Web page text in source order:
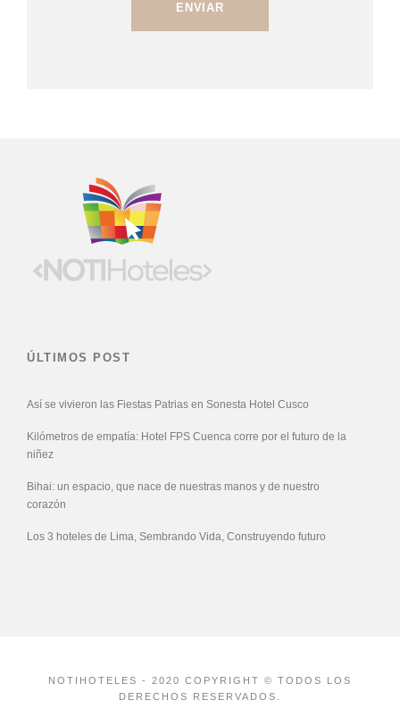
ÚLTIMOS POST
Así se vivieron las Fiestas Patrias en Sonesta Hotel Cusco
Kilómetros de empatía: Hotel FPS Cuenca corre por el futuro de la
niñez
Bihai: un espacio, que nace de nuestras manos y de nuestro
corazón
Los 3 hoteles de Lima, Sembrando Vida, Construyendo futuro
NOTIHOTELES - 2020 COPYRIGHT © TODOS LOS
DERECHOS RESERVADOS.